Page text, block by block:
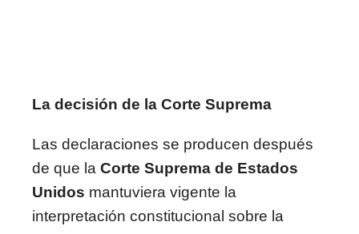
La decisión de la Corte Suprema
Las declaraciones se producen después
de que la Corte Suprema de Estados
Unidos mantuviera vigente la
interpretación constitucional sobre la